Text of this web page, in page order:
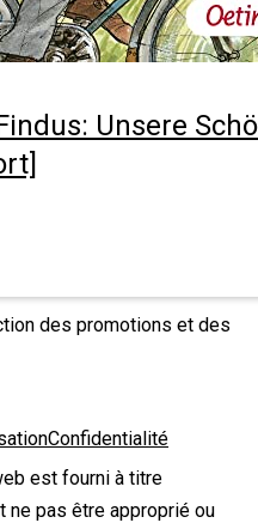
Unsere
des promotions et des
Confidentialité
est fourni à titre
ne pas être approprié ou